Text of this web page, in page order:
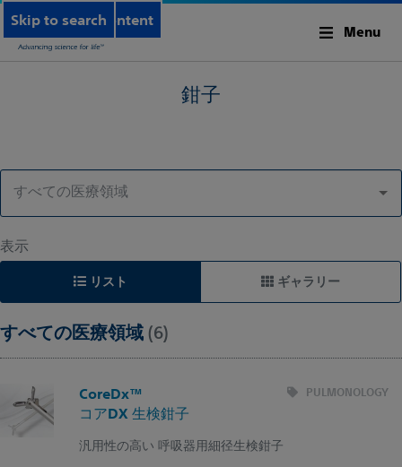
Skip to main content
Skip to search
Menu
鉗子
すべての医療領域
表示
リスト ギャラリー
すべての医療領域 (6)
CoreDx™
コアDX 生検鉗子
汎用性の高い 呼吸器用細径生検鉗子
PULMONOLOGY